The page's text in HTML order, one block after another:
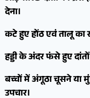
देना।
कटे हुए होंठ एवं तालू
हड्डी के अंदर फंसे हुए
बच्चों में अंगूठा चूसने या
उपचार।